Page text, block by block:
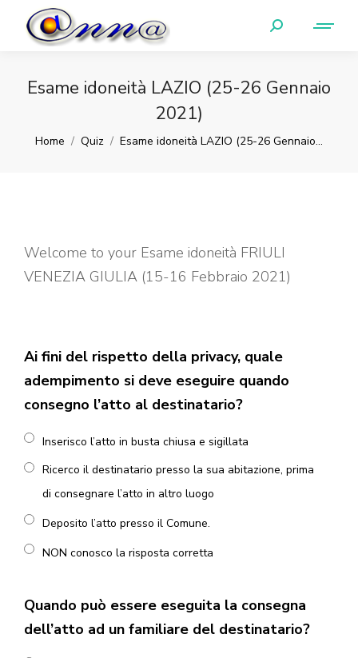
Esame idoneità LAZIO (25-26 Gennaio
2021)
You are here:
Home Quiz Esame idoneità LAZIO (25-26 Gennaio…
Welcome to your Esame idoneità FRIULI
VENEZIA GIULIA (15-16 Febbraio 2021)
Ai fini del rispetto della privacy, quale
adempimento si deve eseguire quando
consegno l’atto al destinatario?
Inserisco l’atto in busta chiusa e sigillata
Ricerco il destinatario presso la sua abitazione, prima
di consegnare l’atto in altro luogo
Deposito l’atto presso il Comune.
NON conosco la risposta corretta
Quando può essere eseguita la consegna
dell’atto ad un familiare del destinatario?